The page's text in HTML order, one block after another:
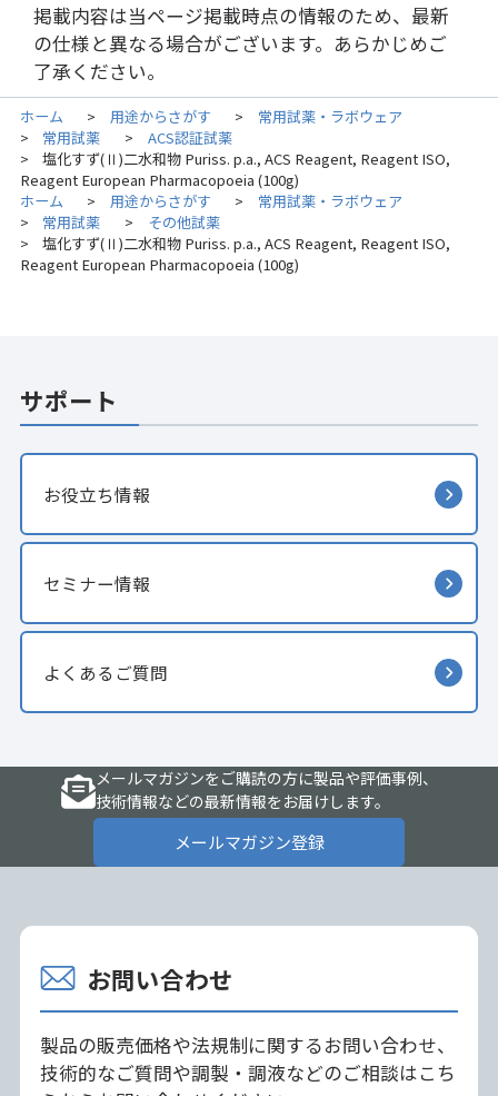
掲載内容は当ページ掲載時点の情報のため、最新
の仕様と異なる場合がございます。あらかじめご
了承ください。
ホーム > 用途からさがす > 常用試薬・ラボウェア
> 常用試薬 > ACS認証試薬
>
塩化すず(Ⅱ)二水和物 Puriss. p.a., ACS Reagent, Reagent ISO,
Reagent European Pharmacopoeia (100g)
ホーム
> 用途からさがす > 常用試薬・ラボウェア
> 常用試薬 > その他試薬
>
塩化すず(Ⅱ)二水和物 Puriss. p.a., ACS Reagent, Reagent ISO,
Reagent European Pharmacopoeia (100g)
サポート
お役立ち情報
セミナー情報
よくあるご質問
メールマガジンをご購読の方に製品や評価事例、
技術情報などの最新情報をお届けします。
メールマガジン登録
お問い合わせ
製品の販売価格や法規制に関するお問い合わせ、
技術的なご質問や調製・調液などのご相談はこち